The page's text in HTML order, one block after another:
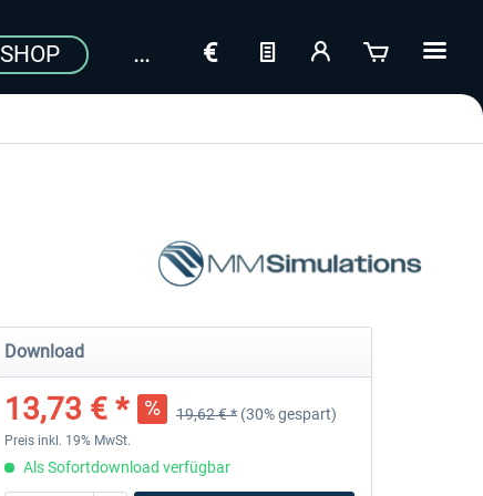
SHOP
Download
13,73 € * 19,62 € * (30% gespart)
Preis inkl. 19% MwSt.
Als Sofortdownload verfügbar